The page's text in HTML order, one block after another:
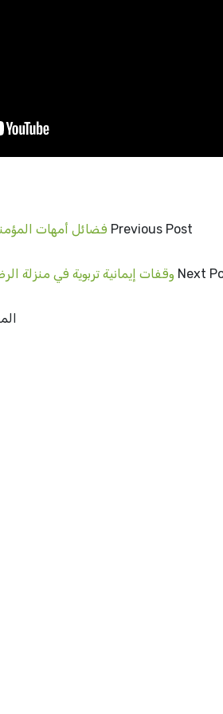
Previous Post فضائل أمهات المؤمنين 1: للأستاذ محمد أمين
Next وقفات إيمانية تربوية في منزلة الرضا 4: للدكتور عبد الخالق